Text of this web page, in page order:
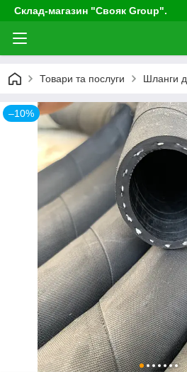
Склад-магазин "Свояк Group".
Товари та послуги Шланги
–10%